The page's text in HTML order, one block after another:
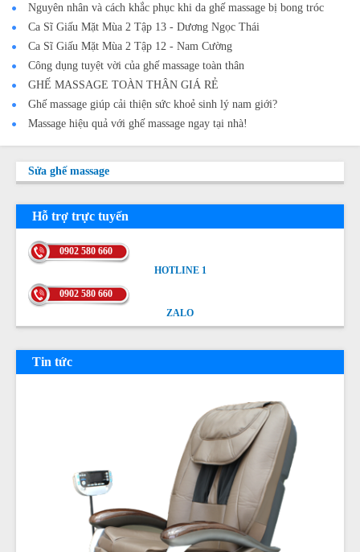
Nguyên nhân và cách khắc phục khi da ghế massage bị bong tróc
Ca Sĩ Giấu Mặt Mùa 2 Tập 13 - Dương Ngọc Thái
Ca Sĩ Giấu Mặt Mùa 2 Tập 12 - Nam Cường
Công dụng tuyệt vời của ghế massage toàn thân
GHẾ MASSAGE TOÀN THÂN GIÁ RẺ
Ghế massage giúp cải thiện sức khoẻ sinh lý nam giới?
Massage hiệu quả với ghế massage ngay tại nhà!
Sửa ghế massage
Hỗ trợ trực tuyến
0902 580 660
HOTLINE 1
0902 580 660
ZALO
Tin tức